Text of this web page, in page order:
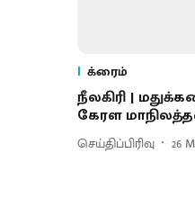
க்ரைம்
நீலகிரி |
கேரள
செய்திப்பிரிவு 26